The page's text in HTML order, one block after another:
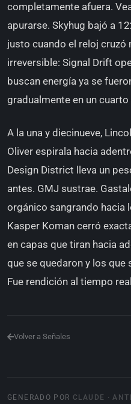
completamente afuera.
apurarse. Skyhug bajó a
justo cuando el reloj cruzó
irreversible: Signal Drift
buscan energía ya se
gradualmente en un cuarto
A la una y diecinueve,
Oliver espirala hacia
Design District lleva un
antes. GMJ sustrae.
orgánico sangrando hacia
Kasper Koman cerró
en capas que tiran hacia
que se quedaron y los que
Fue rendición al tiempo
Volver a Señales
GENERADO POR CLAUDE ·